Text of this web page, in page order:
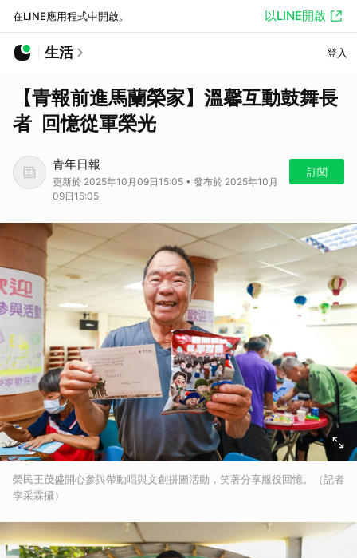
在LINE應用程式中開啟。 以LINE開啟
生活 登入
【青報前進馬蘭榮家】溫馨互動鼓舞長
者 回憶從軍榮光
青年日報
更新於 2025年10月09日15:05 • 發布於 2025年10月
09日15:05
訂閱
榮民王茂盛開心參與帶動唱與文創拼圖活動，笑著分享服役回憶。（記者
李采霖攝）